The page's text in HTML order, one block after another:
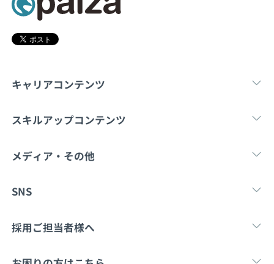
キャリアコンテンツ
転職・キャリア 新卒就
スキルアップコンテンツ
学習 マンガ・ゲーム
メディア・その他
Tech Team Journal note
SNS
X
採用ご担当者様へ